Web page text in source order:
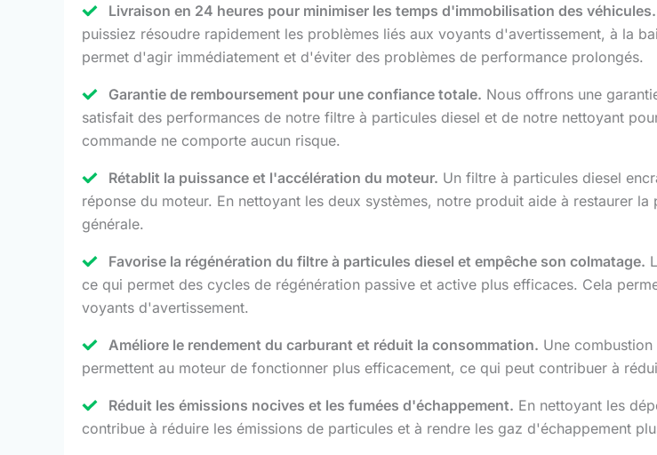
Livraison en 24 heures pour minimiser les temps d'immobilisation des véhicules.
puissiez résoudre rapidement les problèmes liés aux voyants d'avertissement, à la
permet d'agir immédiatement et d'éviter des problèmes de performance prolongés.
Garantie de remboursement pour une confiance totale. Nous offrons une
satisfait des performances de notre filtre à particules diesel et de notre nettoyant
commande ne comporte aucun risque.
Rétablit la puissance et l'accélération du moteur. Un filtre à particules diesel
réponse du moteur. En nettoyant les deux systèmes, notre produit aide à restaurer
générale.
Favorise la régénération du filtre à particules diesel et empêche son colmatage.
ce qui permet des cycles de régénération passive et active plus efficaces. Cela
voyants d'avertissement.
Améliore le rendement du carburant et réduit la consommation. Une
permettent au moteur de fonctionner plus efficacement, ce qui peut contribuer à
Réduit les émissions nocives et les fumées d'échappement. En nettoyant les
contribue à réduire les émissions de particules et à rendre les gaz d'échappement